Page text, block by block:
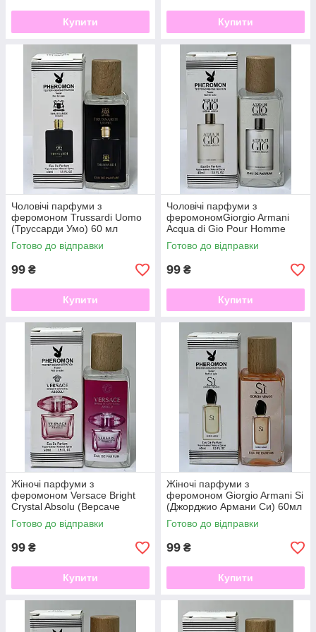
Купити Купити
Чоловічі парфуми з
феромоном Trussardi Uomo
(Труссарди Умо) 60 мл
Готово до відправки
99 ₴
Купити
Чоловічі парфуми з
феромономGiorgio Armani
Acqua di Gio Pour Homme
(Аква Ди Джио Пур
Хомм)60мл
Готово до відправки
99 ₴
Купити
Жіночі парфуми з
феромоном Versace Bright
Crystal Absolu (Версаче
Абсолют) 60 ml
Готово до відправки
99 ₴
Купити
Жіночі парфуми з
феромоном Giorgio Armani Si
(Джорджио Армани Си) 60мл
Готово до відправки
99 ₴
Купити